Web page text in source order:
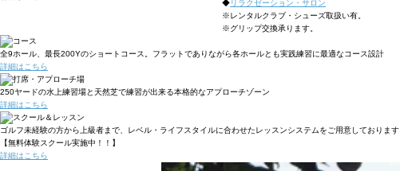
◆リラクゼーション・サロン
※レンタルクラブ・シューズ取扱い有。
※グリップ交換承ります。
全9ホール、最長200Yのショートコース。フラットでありながら各ホールとも実践練習に最適なコース設計
詳細はこちら
250ヤードの水上練習場と天然芝で練習が出来る本格的なアプローチゾーン
詳細はこちら
ゴルフ未経験の方から上級者まで、レベル・ライフスタイルに合わせたレッスンシステムをご用意しております
【無料体験スクール実施中！！】
詳細はこちら